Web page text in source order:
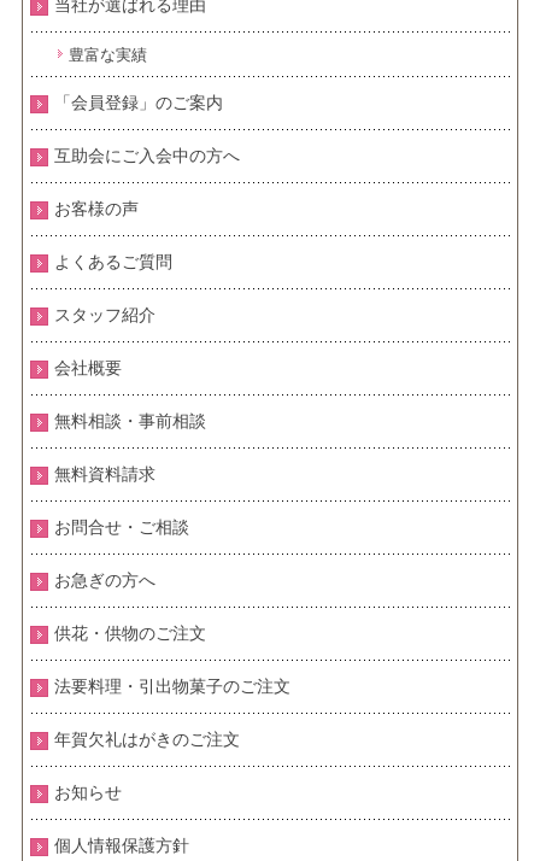
当社が選ばれる理由
豊富な実績
「会員登録」のご案内
互助会にご入会中の方へ
お客様の声
よくあるご質問
スタッフ紹介
会社概要
無料相談・事前相談
無料資料請求
お問合せ・ご相談
お急ぎの方へ
供花・供物のご注文
法要料理・引出物菓子のご注文
年賀欠礼はがきのご注文
お知らせ
個人情報保護方針